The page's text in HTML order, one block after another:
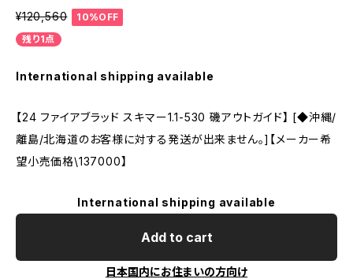
¥120,560
10%OFF
残り1点
International shipping available
【24 ファイアブラッド スキマー1.1-530 磯アウトガイド】 [◆沖縄/
離島/北海道のお客様に対する発送が出来ません。]【メーカー希
望小売価格\137000】
International shipping available
Add to cart
日本国内にお住まいの方向け